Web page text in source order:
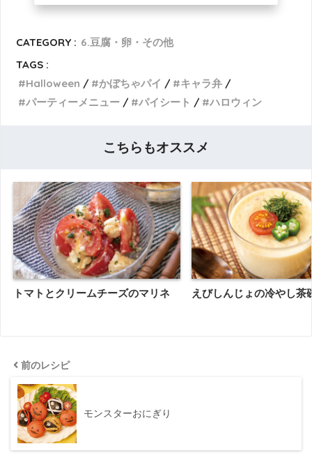
CATEGORY : 6.豆腐・卵・その他
TAGS :
Halloween
かぼちゃパイ
キャラ弁
パーティーメニュー
パイシート ハロウィン
こちらもオススメ
トマトとクリームチーズのマリネ えびしんじょの冷やし茶
前のレシピ
モンスターおにぎり